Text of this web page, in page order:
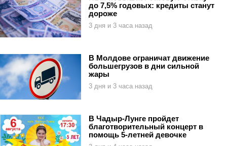
до 7,5% годовых: кредиты станут
дороже
3 дня и 3 часа назад
В Молдове ограничат движение
большегрузов в дни сильной
жары
3 дня и 3 часа назад
В Чадыр-Лунге пройдет
благотворительный концерт в
помощь 5-летней девочке